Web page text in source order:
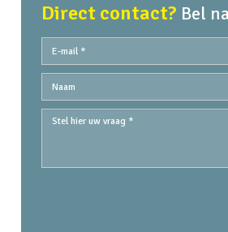
Direct contact? Bel